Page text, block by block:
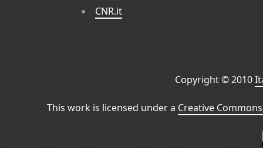
CNR.it
Copyright © 2010
This work is licensed under a Creative